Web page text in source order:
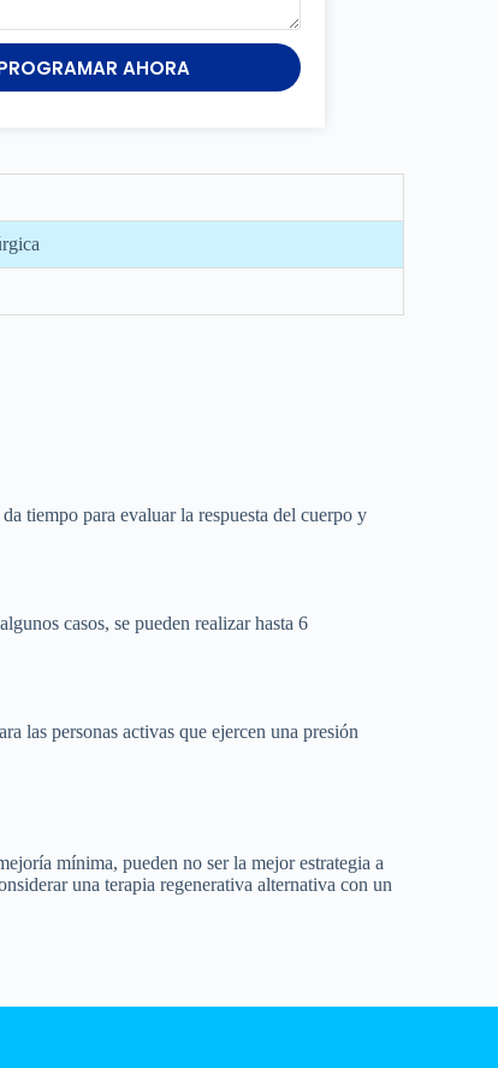
AHORA
tiempo para evaluar la respuesta del cuerpo y
casos, se pueden realizar hasta 6
las personas activas que ejercen una presión
mínima, pueden no ser la mejor estrategia a
una terapia regenerativa alternativa con un